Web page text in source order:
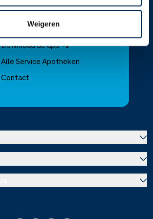
Weigeren
Service Apotheek home
Vind je apotheek
Download de app 📲
Alle Service Apotheken
Contact